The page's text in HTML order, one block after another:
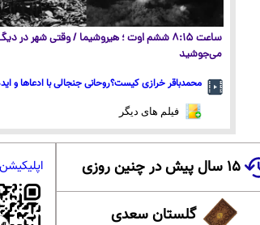
ساعت ۸:۱۵ ششم اوت ؛ هیروشیما / وقتی شهر در
می‌جوشید
محمدباقر خرازی کیست؟روحانی جنجالی با ادعاها و
فیلم های دیگر
۱۵ سال پیش در چنین روزی
گلستان سعدی